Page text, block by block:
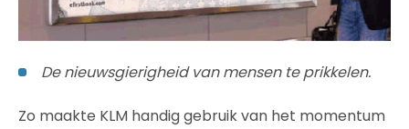
De nieuwsgierigheid van mensen te prikkelen.
Zo maakte KLM handig gebruik van het momentum